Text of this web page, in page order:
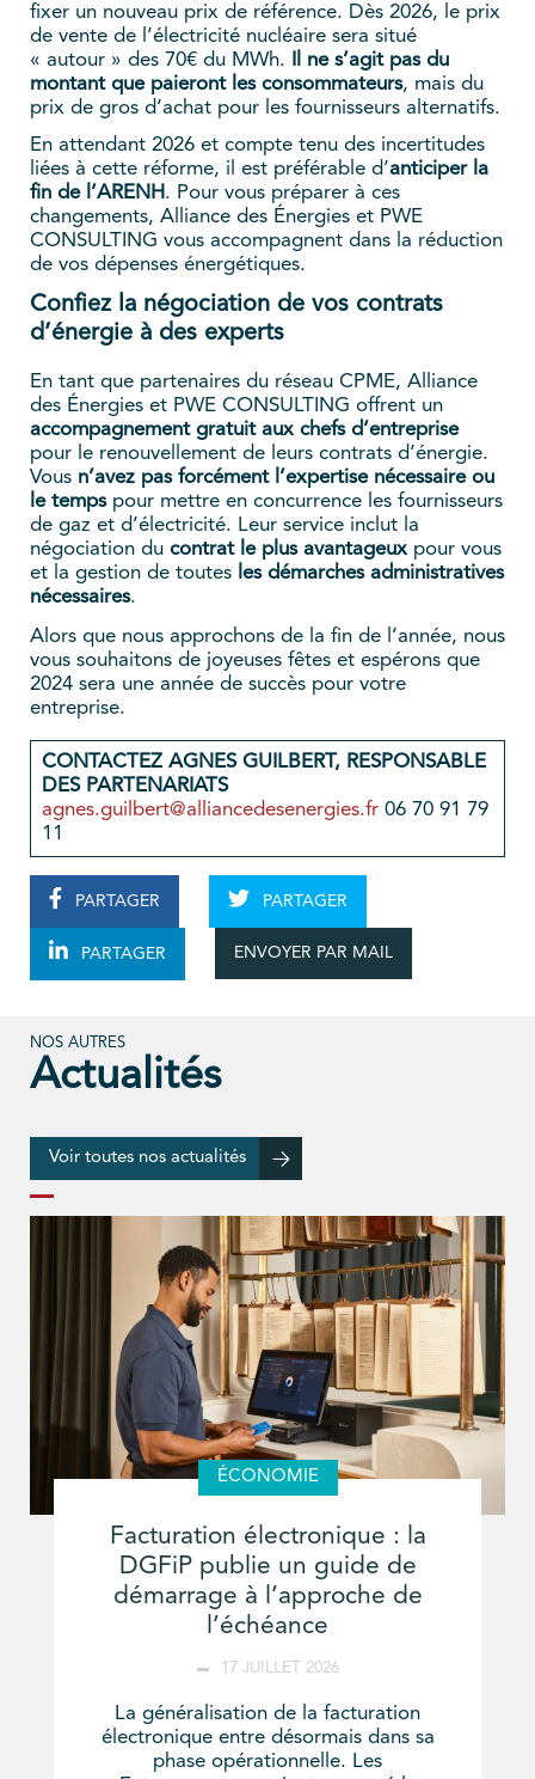
fixer un nouveau prix de référence. Dès 2026, le prix
de vente de l’électricité nucléaire sera situé
« autour » des 70€ du MWh.
Il ne s’agit pas du
montant que paieront les consommateurs, mais du
prix de gros d’achat pour les fournisseurs alternatifs.
En attendant 2026 et compte tenu des incertitudes
liées à cette réforme, il est préférable d’anticiper la
fin de l’ARENH. Pour vous préparer à ces
changements, Alliance des Énergies et PWE
CONSULTING vous accompagnent dans la réduction
de vos dépenses énergétiques.
Confiez la négociation de vos contrats
d’énergie à des experts
En tant que partenaires du réseau CPME, Alliance
des Énergies et PWE CONSULTING offrent un
accompagnement gratuit aux chefs d’entreprise
pour le renouvellement de leurs contrats d’énergie.
Vous n’avez pas forcément l’expertise nécessaire ou
le tempspour mettre en concurrence les fournisseurs
de gaz et d’électricité. Leur service inclut la
négociation du contrat le plus avantageuxpour vous
et la gestion de toutes les démarches administratives
nécessaires.
Alors que nous approchons de la fin de l’année, nous
vous souhaitons de joyeuses fêtes et espérons que
2024 sera une année de succès pour votre
entreprise.
CONTACTEZ AGNES GUILBERT, RESPONSABLE
DES PARTENARIATS
agnes.guilbert@alliancedesenergies.fr06 70 91 79
11
PARTAGER PARTAGER
PARTAGER ENVOYER PAR MAIL
NOS AUTRES
Actualités
Voir toutes nos actualités
ÉCONOMIE
Facturation électronique : la
DGFiP publie un guide de
démarrage à l’approche de
l’échéance
17 JUILLET 2026
La généralisation de la facturation
électronique entre désormais dans sa
phase opérationnelle. Les